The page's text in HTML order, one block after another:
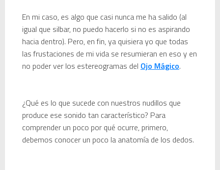
En mi caso, es algo que casi nunca me ha salido (al
igual que silbar, no puedo hacerlo si no es aspirando
hacia dentro). Pero, en fin, ya quisiera yo que todas
las frustaciones de mi vida se resumieran en eso y en
no poder ver los estereogramas del Ojo Mágico.
¿Qué es lo que sucede con nuestros nudillos que
produce ese sonido tan característico? Para
comprender un poco por qué ocurre, primero,
debemos conocer un poco la anatomía de los dedos.